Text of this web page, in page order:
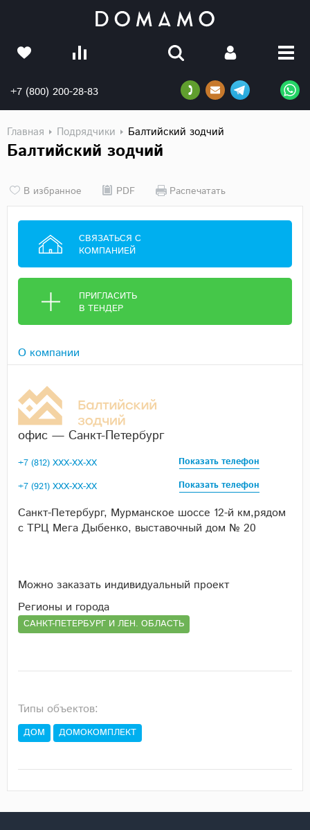
+7 (800) 200-28-83
Главная Подрядчики Балтийский зодчий
Балтийский зодчий
В избранное PDF Распечатать
СВЯЗАТЬСЯ С
КОМПАНИЕЙ
ПРИГЛАСИТЬ
В ТЕНДЕР
О компании
офис — Санкт-Петербург
+7 (812) XXX-XX-XX
Показать телефон
+7 (921) XXX-XX-XX
Показать телефон
Санкт-Петербург, Мурманское шоссе 12-й км,рядом
с ТРЦ Мега Дыбенко, выставочный дом № 20
Можно заказать индивидуальный проект
Регионы и города
САНКТ-ПЕТЕРБУРГ И ЛЕН. ОБЛАСТЬ
Типы объектов:
ДОМ ДОМОКОМПЛЕКТ